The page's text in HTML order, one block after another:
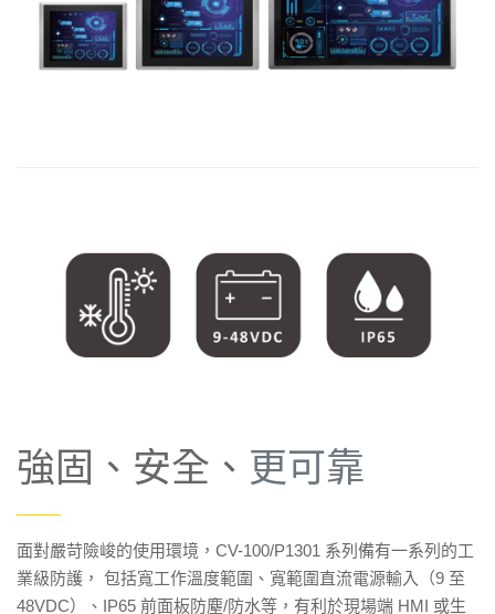
強固、安全、 更可靠
——
面對嚴苛險峻的使用環境，CV-100/P1301 系列備有一系列的工
業級防護， 包括寬工作溫度範圍、寬範圍直流電源輸入（9 至
48VDC）、IP65 前面板防塵/防水等，有利於現場端 HMI 或生